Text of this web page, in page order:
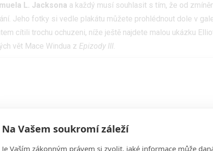
L. Jacksona a každý musí souhlasit s tím, že od
Jeho fotky si vedle plakátu můžete prohlédnout dole v
cítili trochu ochuzeni, níže ještě najdete malou ukázku
vět Mace Windua z Epizody III.
Na Vašem soukromí záleží
Je Vaším zákonným právem si zvolit, jaké informace může